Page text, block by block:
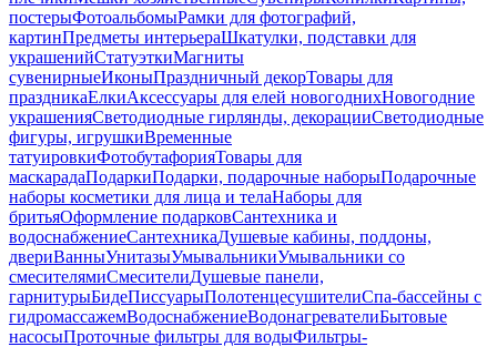
постерыФотоальбомыРамки для фотографий,
картинПредметы интерьераШкатулки, подставки для
украшенийСтатуэткиМагниты
сувенирныеИконыПраздничный декорТовары для
праздникаЕлкиАксессуары для елей новогоднихНовогодние
украшенияСветодиодные гирлянды, декорацииСветодиодные
фигуры, игрушкиВременные
татуировкиФотобутафорияТовары для
маскарадаПодаркиПодарки, подарочные наборыПодарочные
наборы косметики для лица и телаНаборы для
бритьяОформление подарковСантехника и
водоснабжениеСантехникаДушевые кабины, поддоны,
двериВанныУнитазыУмывальникиУмывальники со
смесителямиСмесителиДушевые панели,
гарнитурыБидеПиссуарыПолотенцесушителиСпа-бассейны с
гидромассажемВодоснабжениеВодонагревателиБытовые
насосыПроточные фильтры для водыФильтры-